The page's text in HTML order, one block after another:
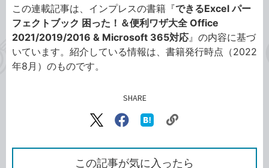
この連載記事は、インプレスの書籍『できるExcel パー
フェクトブック 困った！＆便利ワザ大全 Office
2021/2019/2016 & Microsoft 365対応 』の内容に基づ
いています。紹介している情報は、書籍発行時点（2022
年8月）のものです。
SHARE
X（旧
で
シ
Facebook
シ
ェ
な
ク
を
この記事が気に入ったら